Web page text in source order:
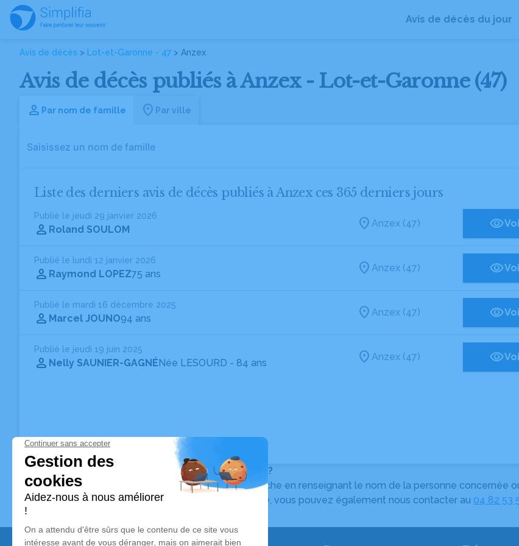
Avis de décès du jour
Avis de décès > Lot-et-Garonne - 47 > Anzex
Avis de décès publiés à Anzex - Lot-et-Garonne (47)
Par nom de famille Par ville
Liste des derniers avis de décès publiés à Anzex ces 365 derniers jours
Publié le jeudi 29 janvier 2026
Roland SOULOM
Anzex (47)
Publié le lundi 12 janvier 2026
Raymond LOPEZ75 ans
Anzex (47)
Publié le mardi 16 décembre 2025
Marcel JOUNO94 ans
Anzex (47)
Publié le jeudi 19 juin 2025
Nelly SAUNIER-GAGNÉNée LESOURD - 84 ans
Anzex (47)
Vous ne trouvez pas l’avis de décès recherché ?
Pour affiner votre recherche, utilisez la barre de recherche en renseignant le nom de la personne concernée
Pour toute question relative au fonctionnement du site, vous pouvez également nous contacter au 04 82 53